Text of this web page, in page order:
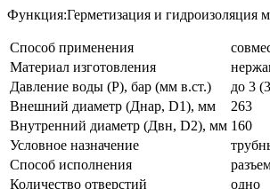
Функция:Герметизация и гидроизоляция
Способ применения
Материал изготовления
Давление воды (P), бар (мм в.ст.)
до 3
Внешний диаметр (Днар, D1), мм
263
Внутренний диаметр (Двн, D2), мм 160
Условное назначение
Способ исполнения
Количество отверстий
одно